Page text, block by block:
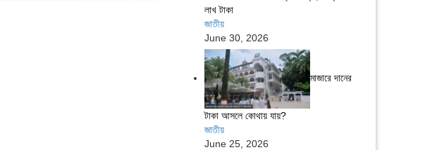
লাখ টাকা
জাতীয়
June 30, 2026
মাজারে দানের
টাকা আসলে কোথায় যায়?
জাতীয়
June 25, 2026